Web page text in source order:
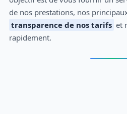
de nos prestations, nos
transparence de nos tarifs et
rapidement.